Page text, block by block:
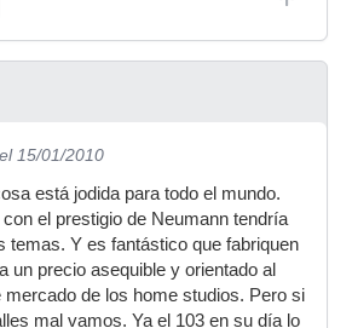
el 15/01/2010
está jodida para todo el mundo.
el prestigio de Neumann tendría
temas. Y es fantástico que fabriquen
un precio asequible y orientado al
mercado de los home studios. Pero si
mal vamos. Ya el 103 en su día lo